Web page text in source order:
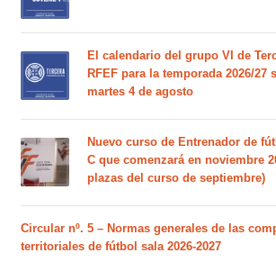
El calendario del grupo VI de
RFEF para la temporada 2026/27
martes 4 de agosto
Nuevo curso de Entrenador de
C que comenzará en noviembre
plazas del curso de septiembre)
Circular nº. 5 – Normas generales de las
territoriales de fútbol sala 2026-2027